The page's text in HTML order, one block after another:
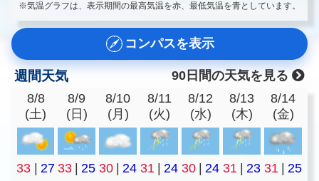
※気温グラフは、表示期間の最高気温を赤、最低気温を青としています。
コンパスを表示
週間天気
90日間の天気を見る
8/8
(土)
8/9
(日)
8/10
(月)
8/11
(火)
8/12
(水)
8/13
(木)
8/14
(金)
33 | 27 33 | 25 30 | 24 31 | 24 30 | 24 31 | 23 31 | 25